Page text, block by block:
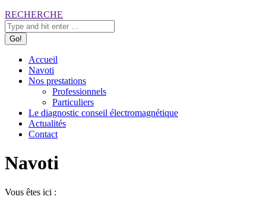
Search:
RECHERCHE
Accueil
Navoti
Nos prestations
Professionnels
Particuliers
Le diagnostic conseil électromagnétique
Actualités
Contact
Navoti
Vous êtes ici :